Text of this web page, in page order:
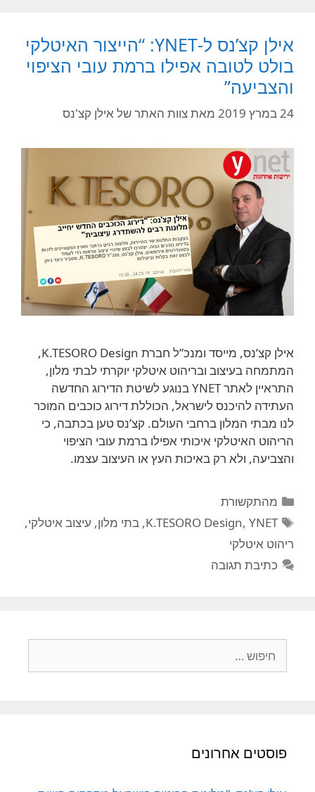
אילן קצ’נס ל-YNET: “הייצור האיטלקי
בולט לטובה אפילו ברמת עובי הציפוי
והצביעה”
24 במרץ 2019 מאתצוות האתר של אילן קצ'נס
אילן קצ’נס, מייסד ומנכ”ל חברת K.TESORO Design,
המתמחה בעיצוב ובריהוט איטלקי יוקרתי לבתי מלון,
התראיין לאתר YNET בנוגע לשיטת הדירוג החדשה
העתידה להיכנס לישראל, הכוללת דירוג כוכבים המוכר
לנו מבתי המלון ברחבי העולם. קצ’נס טען בכתבה, כי
הריהוט האיטלקי איכותי אפילו ברמת עובי הציפוי
והצביעה, ולא רק באיכות העץ או העיצוב עצמו.
קטגוריות
מהתקשורת
תגיות
K.TESORO Design, YNET
,בתי מלון, עיצוב איטלקי,
ריהוט איטלקי
כתיבת תגובה
פוסטים אחרונים